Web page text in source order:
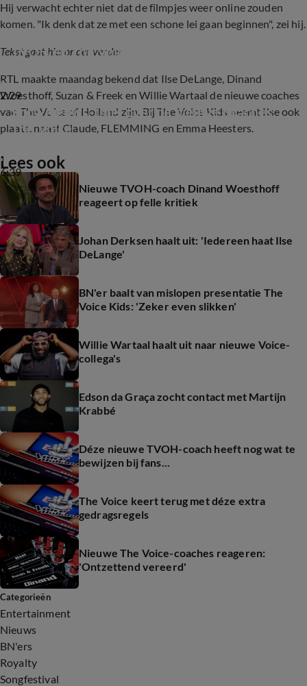
Hij verwacht echter niet dat de filmpjes weer online zouden
komen. "Ik denk dat ze met een schone lei gaan beginnen", zei hij.
Tekst gaat hieronder verder
2:29
TVOH en The Voice Kids keren terug in 2026
RTL maakte maandag bekend dat Ilse DeLange, Dinand
Woesthoff, Suzan & Freek en Willie Wartaal de nieuwe coaches
van The Voice of Holland zijn. Bij The Voice Kids neemt Ilse ook
plaats, naast Claude, FLEMMING en Emma Heesters.
6:39
Shownieuws-tafel over de nieuwe coaches
The Voice
Lees ook
Nieuwe TVOH-coach Dinand Woesthoff
reageert op felle kritiek
Johan Derksen haalt uit: 'Iedereen haat Ilse
DeLange'
BN'er baalt van mislopen presentatie The
Voice Kids: 'Zeker even slikken'
Willie Wartaal haalt uit naar nieuwe Voice-
collega's
Edson da Graça zocht contact met Martijn
Krabbé
Déze nieuwe TVOH-coach heeft nog wat te
bewijzen bij fans...
The Voice keert terug met déze extra
gedragsregels
Nieuwe The Voice-coaches reageren:
'Ontzettend vereerd'
Categorieën
Entertainment
Nieuws
BN'ers
Royalty
Songfestival